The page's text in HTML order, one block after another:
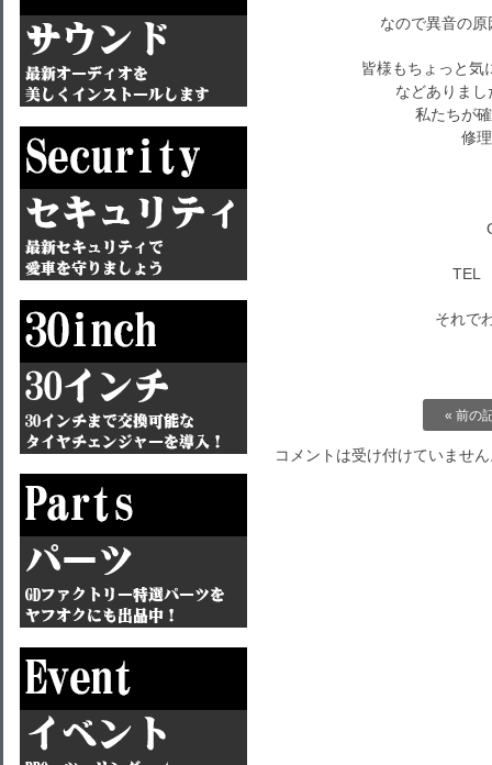
なので異音の
皆様もちょっと気
などありま
私たちが
TEL
それで
« 前の
コメントは受け付けていませ